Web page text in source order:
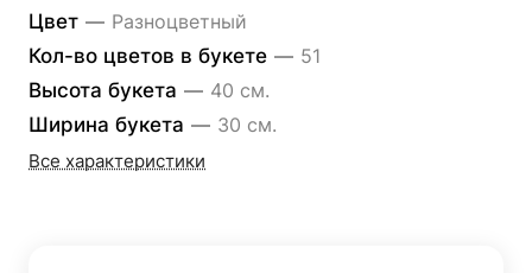
Цвет — Разноцветный
Кол-во цветов в букете — 51
Высота букета — 40 см.
Ширина букета — 30 см.
Все характеристики